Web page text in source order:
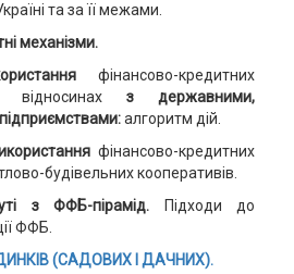
та за її межами.
механізми.
фінансово-кредитних
відносинахз державними,
алгоритм дій.
фінансово-кредитних
будівельних кооперативів.
з ФФБ-пірамід. Підходи до
ФФБ.
(САДОВИХ І ДАЧНИХ).